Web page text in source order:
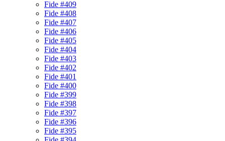
Fide #409
Fide #408
Fide #407
Fide #406
Fide #405
Fide #404
Fide #403
Fide #402
Fide #401
Fide #400
Fide #399
Fide #398
Fide #397
Fide #396
Fide #395